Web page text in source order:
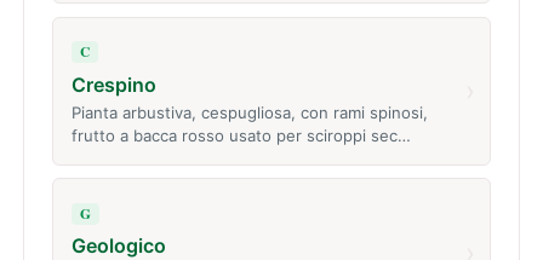
C
Crespino
Pianta arbustiva, cespugliosa, con rami spinosi,
frutto a bacca rosso usato per sciroppi sec…
G
Geologico